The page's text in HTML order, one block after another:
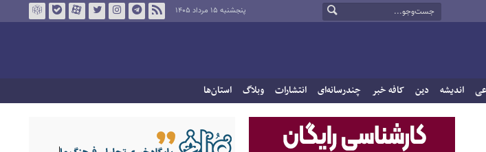
پنجشنبه ۱۵ مرداد ۱۴۰۵
اندیشه دین کافه خبر چندرسانه‌ای انتشارات وبلاگ استان‌ها